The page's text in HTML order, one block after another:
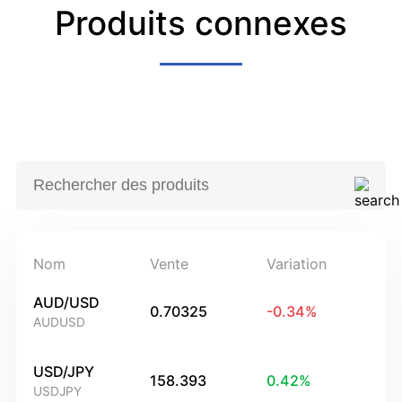
Produits connexes
Nom Vente Variation
AUD/USD
AUDUSD
0.70325 -0.34%
USD/JPY
USDJPY
158.393 0.42%